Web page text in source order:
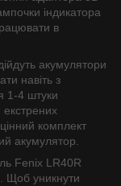
індикатора
в
акумулятори
навіть з
1-4 штуки
комплект
акумулятор.
Fenix LR40R
Щоб уникнути